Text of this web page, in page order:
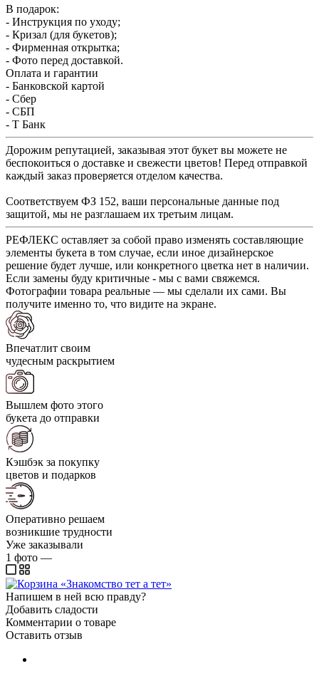
В подарок:
- Инструкция по уходу;
- Кризал (для букетов);
- Фирменная открытка;
- Фото перед доставкой.
Оплата и гарантии
- Банковской картой
- Сбер
- СБП
- Т Банк
Дорожим репутацией, заказывая этот букет вы можете не
беспокоиться о доставке и свежести цветов! Перед отправкой
каждый заказ проверяется отделом качества.
Соответствуем ФЗ 152, ваши персональные данные под
защитой, мы не разглашаем их третьим лицам.
РЕФЛЕКС оставляет за собой право изменять составляющие
элементы букета в том случае, если иное дизайнерское
решение будет лучше, или конкретного цветка нет в наличии.
Если замены буду критичные - мы с вами свяжемся.
Фотографии товара реальные — мы сделали их сами. Вы
получите именно то, что видите на экране.
Впечатлит своим
чудесным раскрытием
Вышлем фото этого
букета до отправки
Кэшбэк за покупку
цветов и подарков
Оперативно решаем
возникшие трудности
Уже заказывали
1 фото —
Напишем в ней всю правду?
Добавить сладости
Комментарии о товаре
Оставить отзыв